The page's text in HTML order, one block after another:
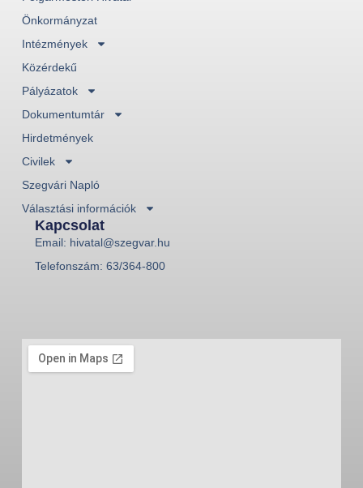
Önkormányzat
Intézmények
Közérdekű
Pályázatok
Dokumentumtár
Hirdetmények
Civilek
Szegvári Napló
Választási információk
Kapcsolat
Email: hivatal@szegvar.hu
Telefonszám: 63/364-800